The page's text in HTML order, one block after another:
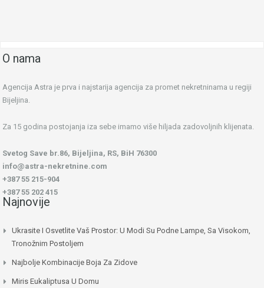
O nama
Agencija Astra je prva i najstarija agencija za promet nekretninama u regiji
Bijeljina.
Za 15 godina postojanja iza sebe imamo više hiljada zadovoljnih klijenata.
Svetog Save br.86, Bijeljina, RS, BiH 76300
info@astra-nekretnine.com
+387 55 215-904
+387 55 202 415
Najnovije
Ukrasite I Osvetlite Vaš Prostor: U Modi Su Podne Lampe, Sa Visokom,
Tronožnim Postoljem
Najbolje Kombinacije Boja Za Zidove
Miris Eukaliptusa U Domu